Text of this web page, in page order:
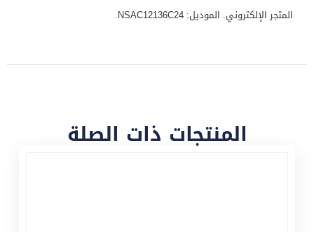
المتجر الإلكتروني. الموديل: NSAC12136C24.
المنتجات ذات الصلة